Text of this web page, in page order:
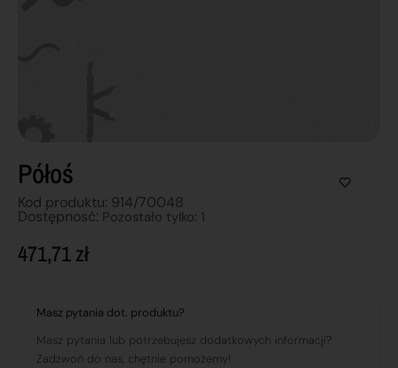
Półoś
Kod produktu: 914/70048
Dostępnosć: Pozostało tylko: 1
471,71zł
Masz pytania dot. produktu?
Masz pytania lub potrzebujesz dodatkowych informacji?
Zadzwoń do nas, chętnie pomożemy!